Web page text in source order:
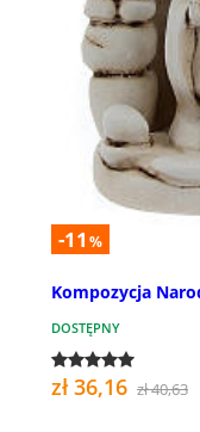
-11 %
Kompozycja
DOSTĘPNY
zł 36,16 zł 40,63